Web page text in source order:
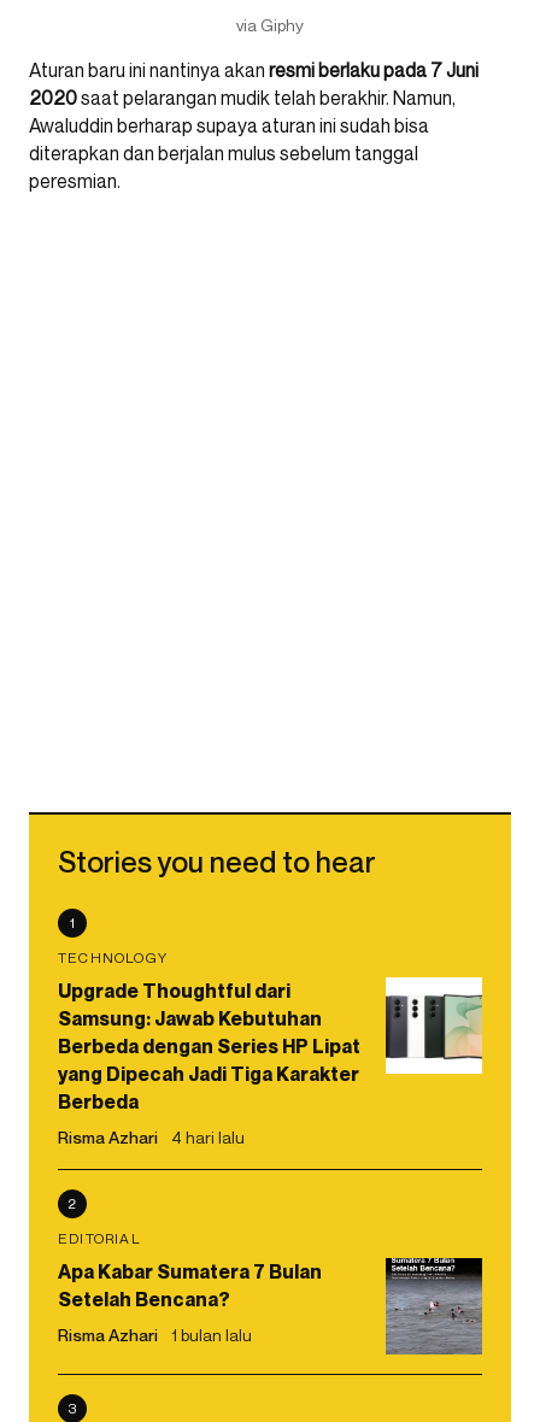
via Giphy
Aturan baru ini nantinya akan resmi berlaku pada 7 Juni
2020saat pelarangan mudik telah berakhir. Namun,
Awaluddin berharap supaya aturan ini sudah bisa
diterapkan dan berjalan mulus sebelum tanggal
peresmian.
Stories you need to hear
1
TECHNOLOGY
Upgrade Thoughtful dari
Samsung: Jawab Kebutuhan
Berbeda dengan Series HP Lipat
yang Dipecah Jadi Tiga Karakter
Berbeda
Risma Azhari 4 hari lalu
2
EDITORIAL
Apa Kabar Sumatera 7 Bulan
Setelah Bencana?
Risma Azhari 1 bulan lalu
3